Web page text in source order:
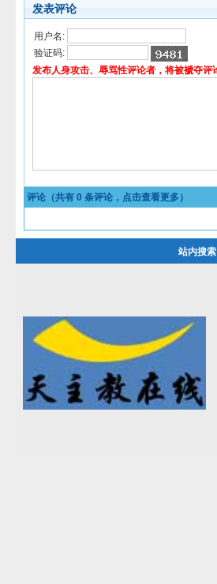
发表评论
用户名:
验证码:
发布人身攻击、辱骂性评论者，将被褫夺评
评论（共有 0 条评论，点击查看更多）
站内搜索